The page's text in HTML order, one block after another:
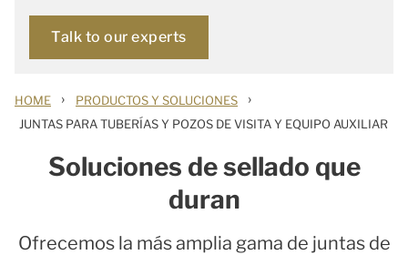
Talk to our experts
HOME › PRODUCTOS Y SOLUCIONES ›
JUNTAS PARA TUBERÍAS Y POZOS DE VISITA Y EQUIPO AUXILIAR
Soluciones de sellado que
duran
Ofrecemos la más amplia gama de juntas de